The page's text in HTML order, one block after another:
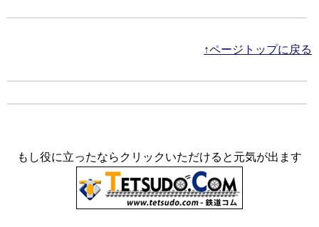
↑ページトップに戻る
もし役に立ったならクリックいただけると元気が出ます